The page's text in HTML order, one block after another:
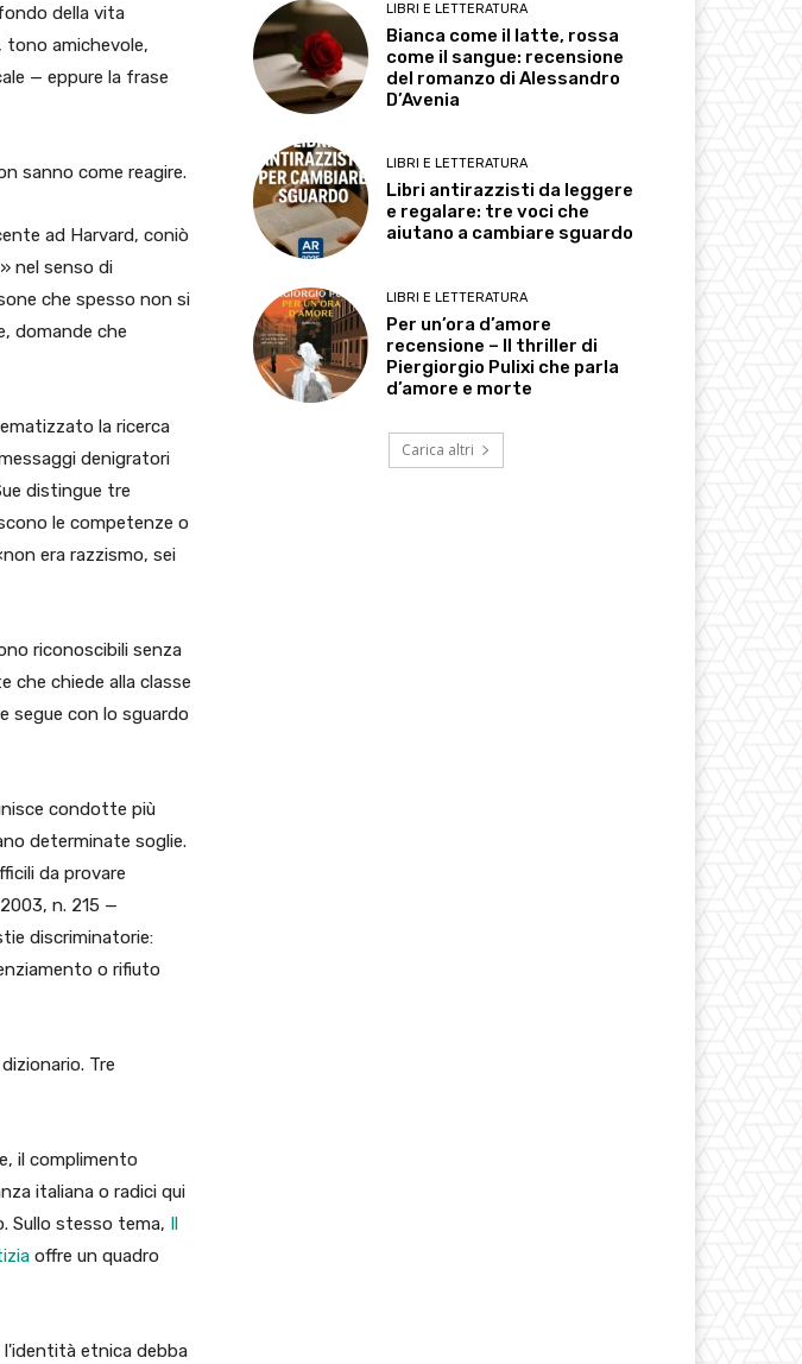
della vita
tono amichevole,
— eppure la frase
sanno come reagire.
ad Harvard, coniò
nel senso di
che spesso non si
domande che
la ricerca
denigratori
distingue tre
le competenze o
era razzismo, sei
riconoscibili senza
che chiede alla classe
segue con lo sguardo
condotte più
determinate soglie.
da provare
n. 215 —
discriminatorie:
o rifiuto
Tre
il complimento
italiana o radici qui
Sullo stesso tema, Il
offre un quadro
l'identità etnica debba
LIBRI E LETTERATURA
Bianca come il latte, rossa
come il sangue: recensione
del romanzo di Alessandro
D’Avenia
LIBRI E LETTERATURA
Libri antirazzisti da leggere
e regalare: tre voci che
aiutano a cambiare sguardo
LIBRI E LETTERATURA
Per un’ora d’amore
recensione – Il thriller di
Piergiorgio Pulixi che parla
d’amore e morte
Carica altri